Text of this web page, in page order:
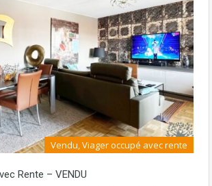
Vendu, Viager occupé avec rente
Rente – VENDU